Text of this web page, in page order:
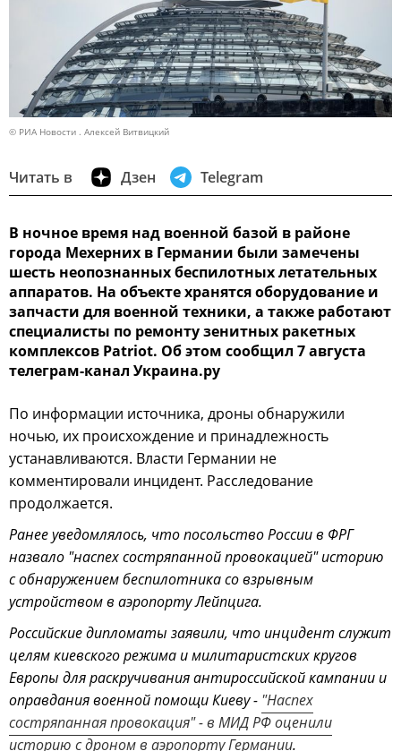
© РИА Новости . Алексей Витвицкий
Читать в Дзен Telegram
В ночное время над военной базой в районе
города Мехерних в Германии были замечены
шесть неопознанных беспилотных летательных
аппаратов. На объекте хранятся оборудование и
запчасти для военной техники, а также работают
специалисты по ремонту зенитных ракетных
комплексов Patriot. Об этом сообщил 7 августа
телеграм-канал Украина.ру
По информации источника, дроны обнаружили
ночью, их происхождение и принадлежность
устанавливаются. Власти Германии не
комментировали инцидент. Расследование
продолжается.
Ранее уведомлялось, что посольство России в ФРГ
назвало "наспех состряпанной провокацией" историю
с обнаружением беспилотника со взрывным
устройством в аэропорту Лейпцига.
Российские дипломаты заявили, что инцидент служит
целям киевского режима и милитаристских кругов
Европы для раскручивания антироссийской кампании и
оправдания военной помощи Киеву - "Наспех
состряпанная провокация" - в МИД РФ оценили
историю с дроном в аэропорту Германии.